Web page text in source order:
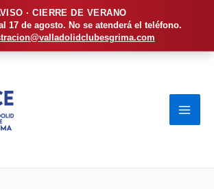
· CIERRE DE VERANO
17 de agosto. No se atenderá el teléfono.